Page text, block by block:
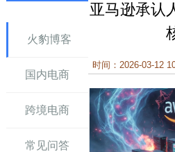
火豹博客
国内电商
跨境电商
常见问答
亚马逊承认
时间：2026-03-12